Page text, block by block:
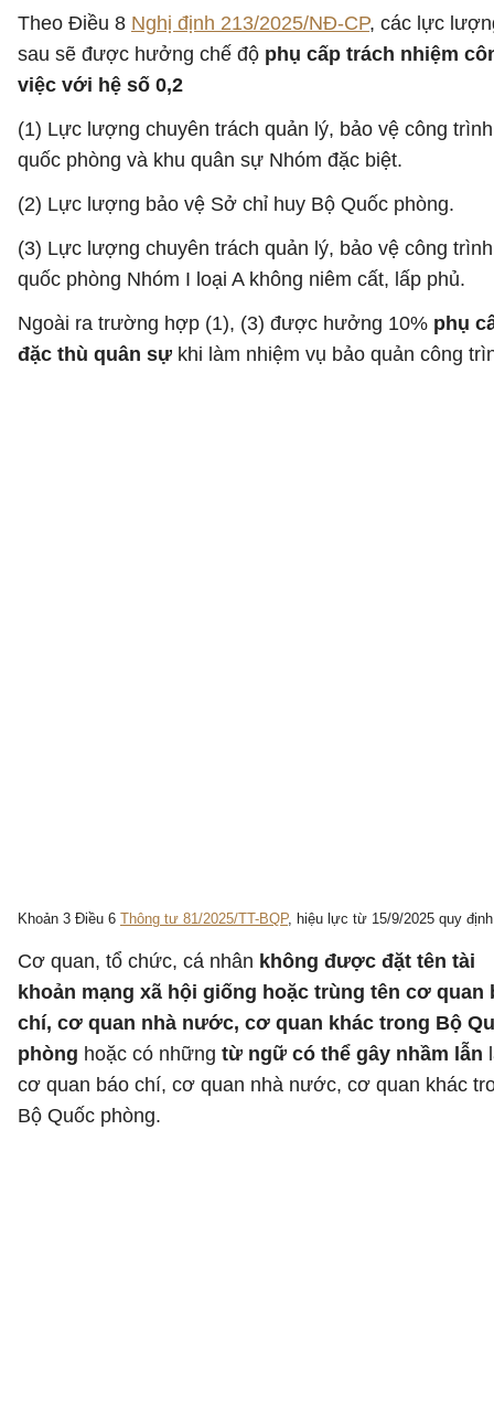
Theo Điều 8 Nghị định 213/2025/NĐ-CP, các lực
sau sẽ được hưởng chế độ phụ cấp trách nhiệm
việc với hệ số 0,2
(1) Lực lượng chuyên trách quản lý, bảo vệ công trình
quốc phòng và khu quân sự Nhóm đặc biệt.
(2) Lực lượng bảo vệ Sở chỉ huy Bộ Quốc phòng.
(3) Lực lượng chuyên trách quản lý, bảo vệ công trình
quốc phòng Nhóm I loại A không niêm cất, lấp phủ.
Ngoài ra trường hợp (1), (3) được hưởng 10% phụ
đặc thù quân sự khi làm nhiệm vụ bảo quản công
Khoản 3 Điều 6 Thông tư 81/2025/TT-BQP, hiệu lực từ 15/9/2025 quy
Cơ quan, tổ chức, cá nhân không được đặt tên tài
khoản mạng xã hội giống hoặc trùng tên cơ quan
chí, cơ quan nhà nước, cơ quan khác trong Bộ
phòng hoặc có những từ ngữ có thể gây nhầm lẫn
cơ quan báo chí, cơ quan nhà nước, cơ quan khác
Bộ Quốc phòng.